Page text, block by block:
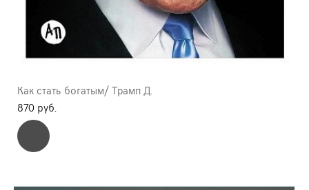
Как стать богатым/ Трамп Д.
870 pуб.